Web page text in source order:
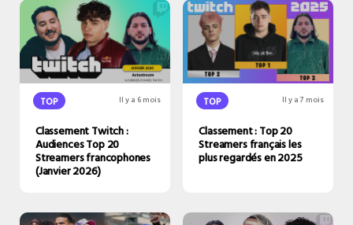
TOP Il y a 6 mois
Classement Twitch :
Audiences Top 20
Streamers francophones
(Janvier 2026)
TOP Il y a 7 mois
Classement : Top 20
Streamers français les
plus regardés en 2025